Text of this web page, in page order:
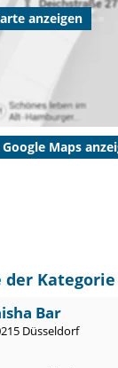
anzeigen
Maps
der
Bar
Düsseldorf